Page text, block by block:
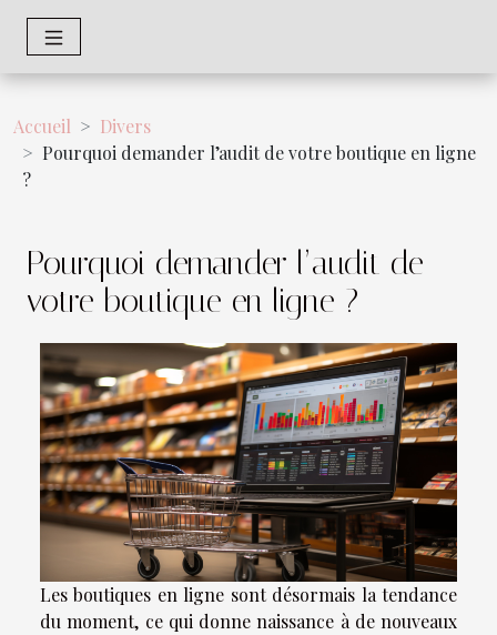
Accueil
Divers
Pourquoi demander l’audit de votre boutique en ligne
?
Pourquoi demander l’audit de
votre boutique en ligne ?
Les boutiques en ligne sont désormais la tendance
du moment, ce qui donne naissance à de nouveaux